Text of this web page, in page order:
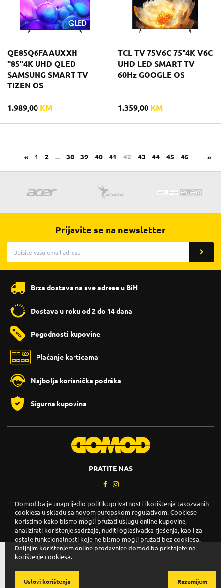
QE85Q6FAAUXXH
"85"4K UHD QLED
SAMSUNG SMART TV
TIZEN OS
1.989,00 KM
TCL TV 75V6C 75"4K V6C
UHD LED SMART TV
60Hz GOOGLE OS
1.359,00 KM
« 1 2 ... 38 39 40 41 42 43 44 45 46 »
Prijavite se na newsletter
Brza dostava na sve adrese u BiH
Dostava u roku od 2 do 14 dana
Pogodnosti kupovine
Plaćanje karticama
Najbolja korisnička podrška
Sigurna kupovina
PRATITE NAS
Copyright © 2026. DOMOD.
Uslovi korištenja.
Domod.ba je unaprijedio politiku privatnosti i korištenja takozvanih
cookiesa u skladu sa novom europskom regulativom. Cookiese
koristimo kako bismo mogli pružati uslugu online kupovine,
analizirati korištenje sadržaja, nuditi oglašivačka rješenja, kao i za
ostale funkcionalnosti koje ne bismo mogli pružati bez cookiesa.
Daljnjim korištenjem online prodavnice domod.ba pristajete na
korištenje cookiesa.
Razumijem
Uslovi korištenja